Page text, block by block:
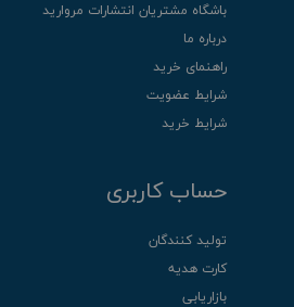
باشگاه مشتریان انتشارات مروارید
درباره ما
راهنمای خرید
شرایط عضویت
شرایط خرید
حساب کاربری
تولید کنندگان
کارت هدیه
بازاریابی